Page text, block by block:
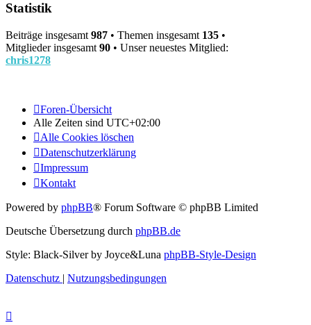
Statistik
Beiträge insgesamt 987 • Themen insgesamt 135 •
Mitglieder insgesamt 90 • Unser neuestes Mitglied:
chris1278
Foren-Übersicht
Alle Zeiten sind UTC+02:00
Alle Cookies löschen
Datenschutzerklärung
Impressum
Kontakt
Powered by phpBB® Forum Software © phpBB Limited
Deutsche Übersetzung durch phpBB.de
Style: Black-Silver by Joyce&Luna phpBB-Style-Design
Datenschutz | Nutzungsbedingungen